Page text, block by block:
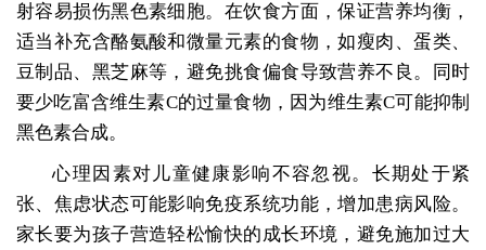
射容易损伤黑色素细胞。在饮食方面，保证营养均衡，
适当补充含酪氨酸和微量元素的食物，如瘦肉、蛋类、
豆制品、黑芝麻等，避免挑食偏食导致营养不良。同时
要少吃富含维生素C的过量食物，因为维生素C可能抑制
黑色素合成。
心理因素对儿童健康影响不容忽视。长期处于紧
张、焦虑状态可能影响免疫系统功能，增加患病风险。
家长要为孩子营造轻松愉快的成长环境，避免施加过大